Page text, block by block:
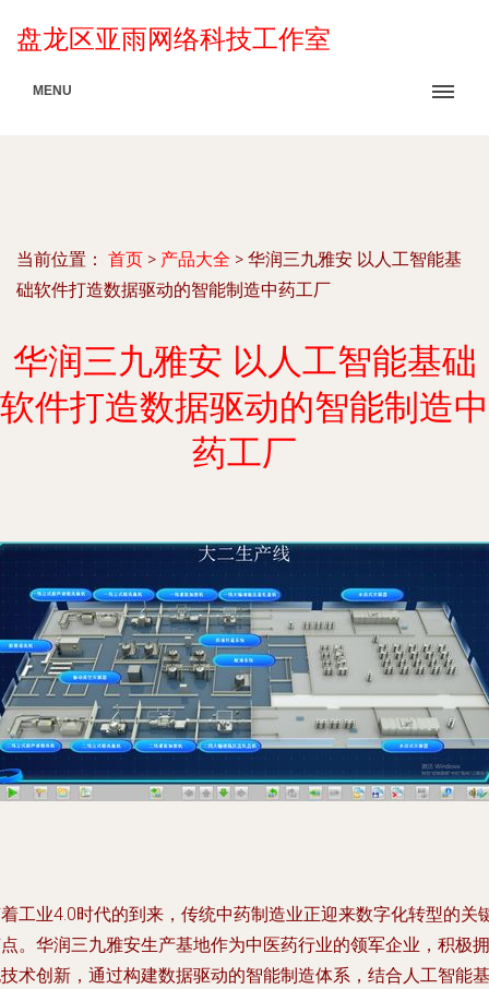
盘龙区亚雨网络科技工作室
MENU
当前位置： 首页 > 产品大全 > 华润三九雅安 以人工智能基
础软件打造数据驱动的智能制造中药工厂
华润三九雅安 以人工智能基础
软件打造数据驱动的智能制造中
药工厂
工业4.0时代的到来，传统中药制造业正迎来数字化转型的关
。华润三九雅安生产基地作为中医药行业的领军企业，积极拥
术创新，通过构建数据驱动的智能制造体系，结合人工智能基